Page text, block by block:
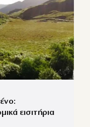
εισιτήρια